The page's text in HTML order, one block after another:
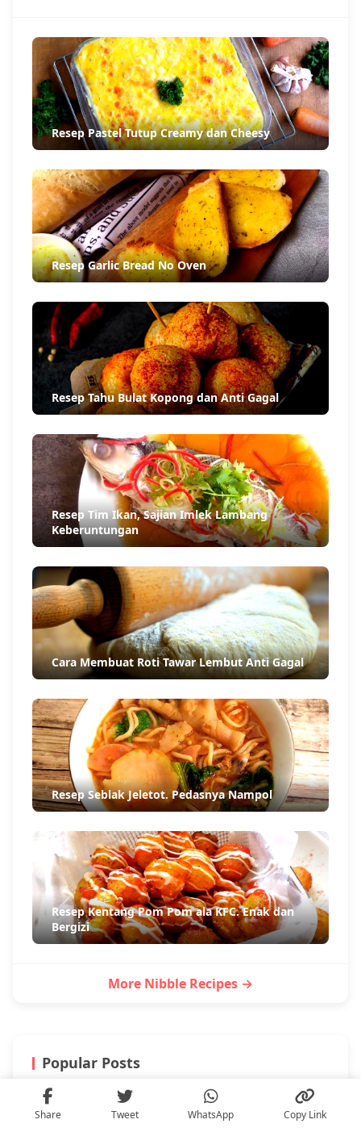
Resep Pastel Tutup Creamy dan Cheesy
Resep Garlic Bread No Oven
Resep Tahu Bulat Kopong dan Anti Gagal
Resep Tim Ikan, Sajian Imlek Lambang
Keberuntungan
Cara Membuat Roti Tawar Lembut Anti Gagal
Resep Seblak Jeletot. Pedasnya Nampol
Resep Kentang Pom Pom ala KFC. Enak dan
Bergizi
More Nibble Recipes →
Popular Posts
10 Artisan Chocolate Lokal Asli Indonesia
Share Tweet WhatsApp Copy Link